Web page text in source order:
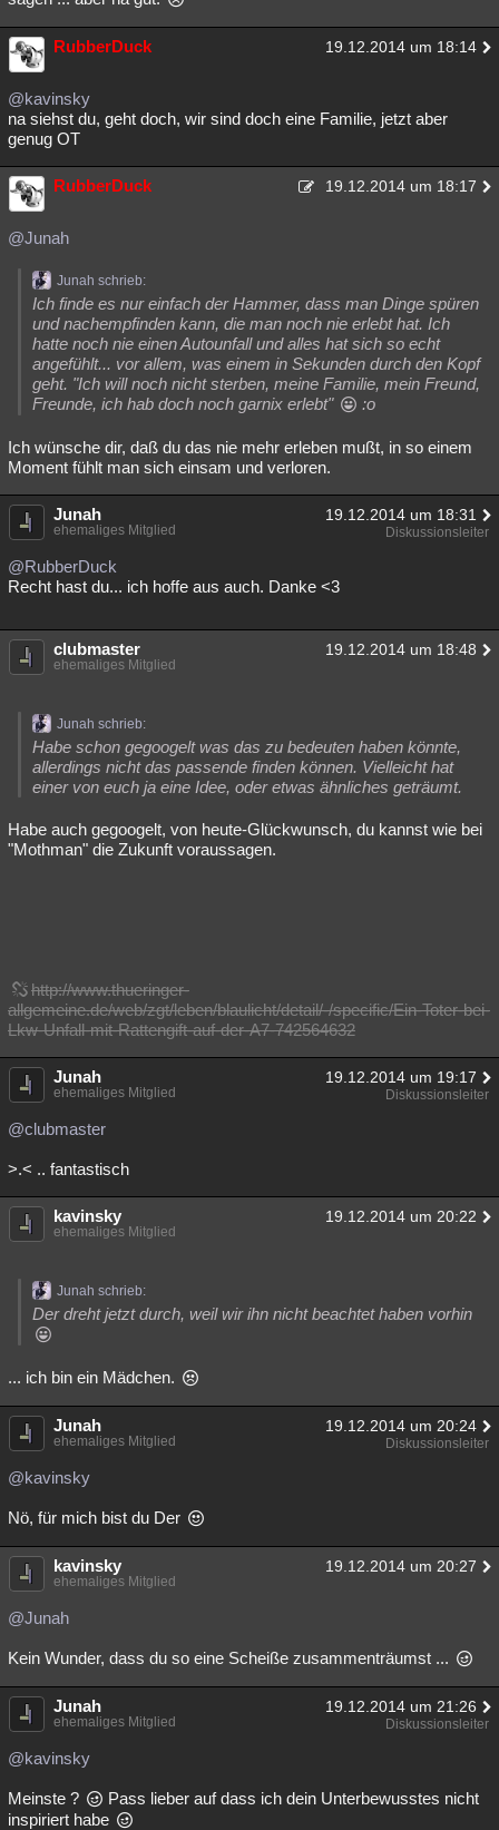
RubberDuck 19.12.2014 um 18:14
@kavinsky
na siehst du, geht doch, wir sind doch eine Familie, jetzt aber
genug OT
RubberDuck 19.12.2014 um 18:17
@Junah
Junah schrieb:
Ich finde es nur einfach der Hammer, dass man Dinge spüren
und nachempfinden kann, die man noch nie erlebt hat. Ich
hatte noch nie einen Autounfall und alles hat sich so echt
angefühlt... vor allem, was einem in Sekunden durch den Kopf
geht. "Ich will noch nicht sterben, meine Familie, mein Freund,
Freunde, ich hab doch noch garnix erlebt"
:o
Ich wünsche dir, daß du das nie mehr erleben mußt, in so einem
Moment fühlt man sich einsam und verloren.
Junah 19.12.2014 um 18:31
ehemaliges Mitglied Diskussionsleiter
@RubberDuck
Recht hast du... ich hoffe aus auch. Danke <3
clubmaster 19.12.2014 um 18:48
ehemaliges Mitglied
Junah schrieb:
Habe schon gegoogelt was das zu bedeuten haben könnte,
allerdings nicht das passende finden können. Vielleicht hat
einer von euch ja eine Idee, oder etwas ähnliches geträumt.
Habe auch gegoogelt, von heute-Glückwunsch, du kannst wie bei
"Mothman" die Zukunft voraussagen.
http://www.thueringer-
allgemeine.de/web/zgt/leben/blaulicht/detail/-/specific/Ein-Toter-bei-
Lkw-Unfall-mit-Rattengift-auf-der-A7-742564632
Junah 19.12.2014 um 19:17
ehemaliges Mitglied Diskussionsleiter
@clubmaster
>.< .. fantastisch
kavinsky 19.12.2014 um 20:22
ehemaliges Mitglied
Junah schrieb:
Der dreht jetzt durch, weil wir ihn nicht beachtet haben vorhin
... ich bin ein Mädchen.
Junah 19.12.2014 um 20:24
ehemaliges Mitglied Diskussionsleiter
@kavinsky
Nö, für mich bist du Der
kavinsky 19.12.2014 um 20:27
ehemaliges Mitglied
@Junah
Kein Wunder, dass du so eine Scheiße zusammenträumst ...
Junah 19.12.2014 um 21:26
ehemaliges Mitglied Diskussionsleiter
@kavinsky
Meinste ?
Pass lieber auf dass ich dein Unterbewusstes nicht
inspiriert habe